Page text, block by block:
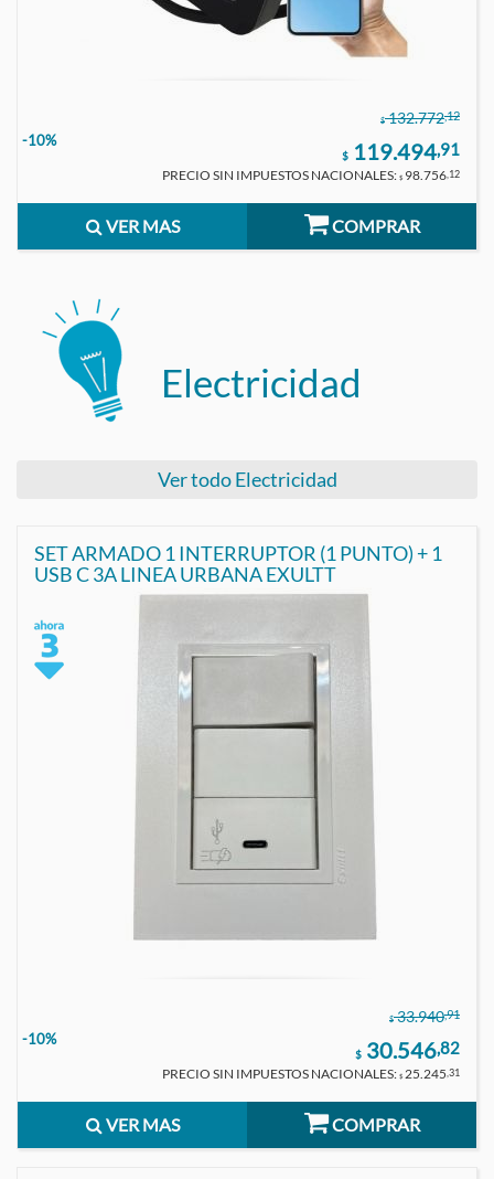
$ 132.772,12
-10%
$ 119.494,91
PRECIO SIN IMPUESTOS NACIONALES: $ 98.756 ,12
VER MAS COMPRAR
Electricidad
Ver todo Electricidad
SET ARMADO 1 INTERRUPTOR (1 PUNTO) + 1
USB C 3A LINEA URBANA EXULTT
$ 33.940,91
-10%
$ 30.546,82
PRECIO SIN IMPUESTOS NACIONALES: $ 25.245 ,31
VER MAS COMPRAR